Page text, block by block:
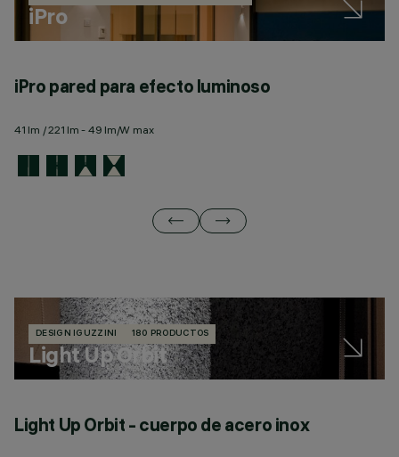
iPro
iPro pared para efecto luminoso
41 lm / 221 lm - 49 lm/W max
DESIGN IGUZZINI 180 PRODUCTOS
Light Up Orbit
Light Up Orbit - cuerpo de acero inox